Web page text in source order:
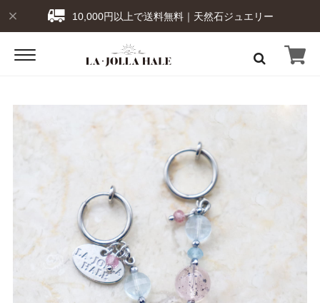
10,000円以上で送料無料｜天然石ジュエリー